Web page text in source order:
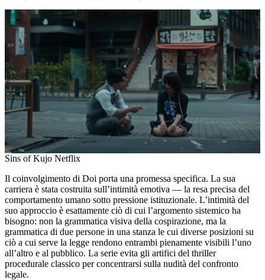
Sins of Kujo Netflix
Il coinvolgimento di Doi porta una promessa specifica. La sua
carriera è stata costruita sull’intimità emotiva — la resa precisa del
comportamento umano sotto pressione istituzionale. L’intimità del
suo approccio è esattamente ciò di cui l’argomento sistemico ha
bisogno: non la grammatica visiva della cospirazione, ma la
grammatica di due persone in una stanza le cui diverse posizioni su
ciò a cui serve la legge rendono entrambi pienamente visibili l’uno
all’altro e al pubblico. La serie evita gli artifici del thriller
procedurale classico per concentrarsi sulla nudità del confronto
legale.